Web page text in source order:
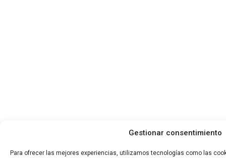
Gestionar consentimiento
Para ofrecer las mejores experiencias, utilizamos tecnologías como las